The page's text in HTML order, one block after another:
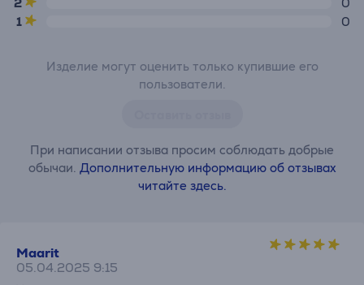
1
0
Изделие могут оценить только купившие его
пользователи.
При написании отзыва просим соблюдать добрые
обычаи. Дополнительную информацию об отзывах
читайте здесь.
Maarit
05.04.2025 9:15